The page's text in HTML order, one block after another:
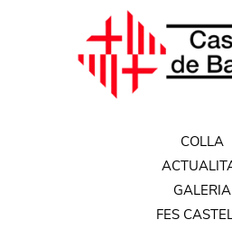
COLLA
GALERIA
FES